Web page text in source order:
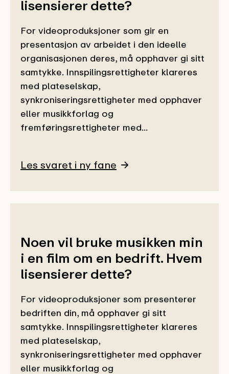
lisensierer dette?
For videoproduksjoner som gir en
presentasjon av arbeidet i den ideelle
organisasjonen deres, må opphaver gi sitt
samtykke. Innspilingsrettigheter klareres
med plateselskap,
synkroniseringsrettigheter med opphaver
eller musikkforlag og
fremføringsrettigheter med...
Les svaret i ny fane
Noen vil bruke musikken min
i en film om en bedrift. Hvem
lisensierer dette?
For videoproduksjoner som presenterer
bedriften din, må opphaver gi sitt
samtykke. Innspilingsrettigheter klareres
med plateselskap,
synkroniseringsrettigheter med opphaver
eller musikkforlag og